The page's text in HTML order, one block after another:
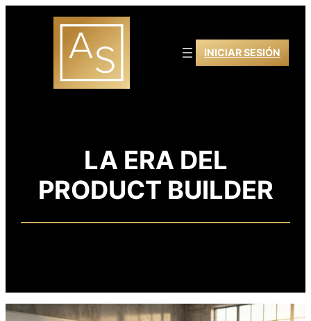
INICIAR SESIÓN
LA ERA DEL
PRODUCT BUILDER